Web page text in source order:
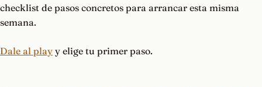
checklist de pasos concretos para arrancar esta misma
semana.
Dale al play y elige tu primer paso.